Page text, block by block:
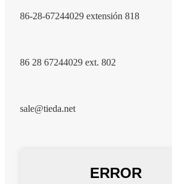
86-28-67244029 extensión 818
86 28 67244029 ext. 802
sale@tieda.net